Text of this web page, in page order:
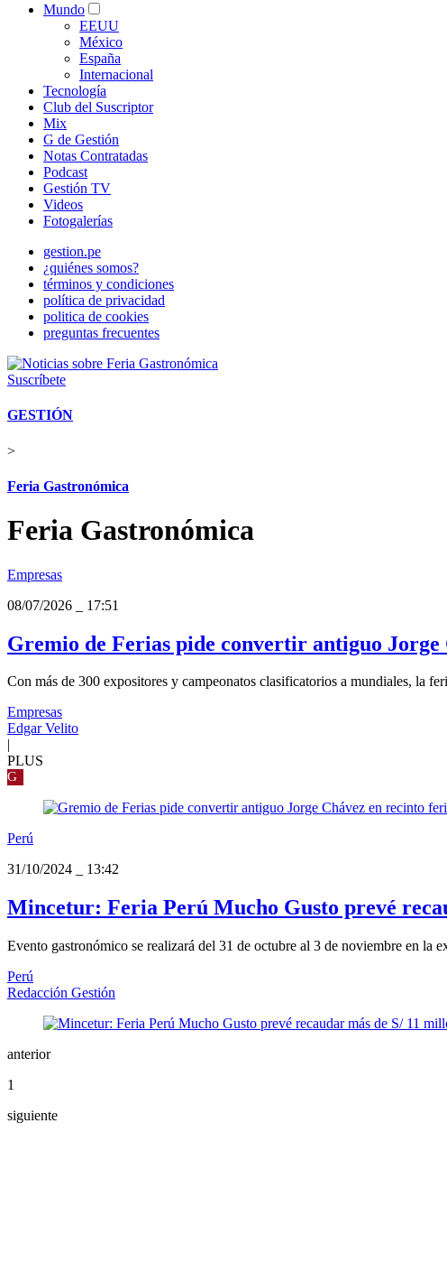
Mundo
EEUU
México
España
Internacional
Tecnología
Club del Suscriptor
Mix
G de Gestión
Notas Contratadas
Podcast
Gestión TV
Videos
Fotogalerías
gestion.pe
¿quiénes somos?
términos y condiciones
política de privacidad
politica de cookies
preguntas frecuentes
Suscríbete
GESTIÓN
>
Feria Gastronómica
Feria Gastronómica
Empresas
08/07/2026
17:51
Gremio de Ferias pide convertir antiguo
Con más de 300 expositores y campeonatos clasificatorios a mundiales, la
Empresas
Edgar Velito
PLUS
G
Perú
31/10/2024
13:42
Mincetur: Feria Perú Mucho Gusto prevé
Evento gastronómico se realizará del 31 de octubre al 3 de noviembre en la
Perú
Redacción Gestión
anterior
1
siguiente